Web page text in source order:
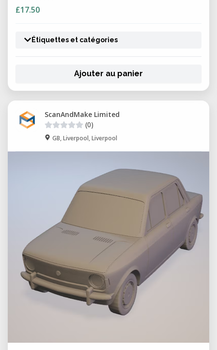
£17.50
Étiquettes et catégories
Ajouter au panier
ScanAndMake Limited
(0)
GB, Liverpool, Liverpool